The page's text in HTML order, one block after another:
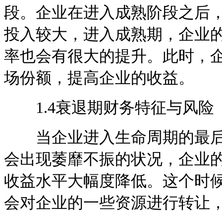
段。企业在进入成熟阶段之后
投入较大，进入成熟期，企业
率也会有很大的提升。此时，
场份额，提高企业的收益。
1.4衰退期财务特征与风险
当企业进入生命周期的最后
会出现萎靡不振的状况，企业
收益水平大幅度降低。这个时
会对企业的一些资源进行转让